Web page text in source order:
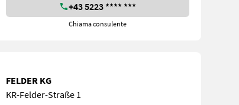
+43 5223 **** ***
Chiama consulente
FELDER KG
KR-Felder-Straße 1